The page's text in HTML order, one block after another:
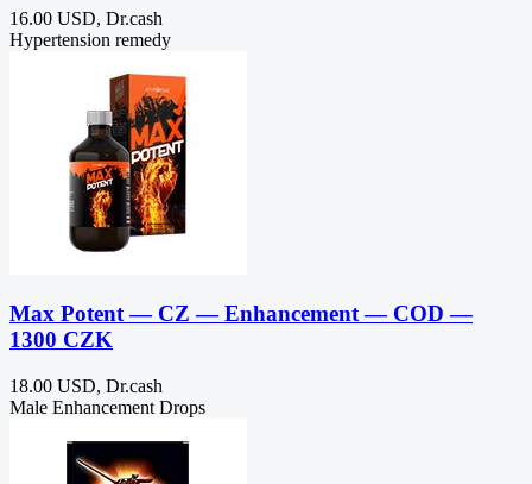
16.00 USD, Dr.cash
Hypertension remedy
Max Potent — CZ — Enhancement — COD —
1300 CZK
18.00 USD, Dr.cash
Male Enhancement Drops